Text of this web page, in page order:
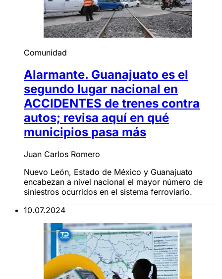
Comunidad
Alarmante. Guanajuato es el
segundo lugar nacional en
ACCIDENTES de trenes contra
autos; revisa aquí en qué
municipios pasa más
Juan Carlos Romero
Nuevo León, Estado de México y Guanajuato
encabezan a nivel nacional el mayor número de
siniestros ocurridos en el sistema ferroviario.
10.07.2024